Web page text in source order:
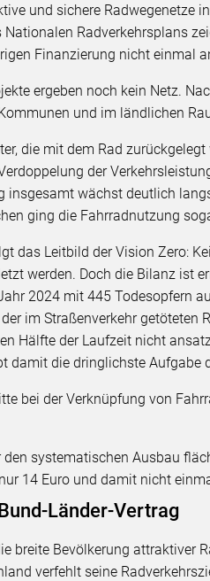
und sichere Radwegenetze
Radverkehrsplans
Finanzierung nicht einmal
ergeben noch kein Netz.
und im ländlichen
die mit dem Rad
der
insgesamt wächst deutlich
ging die Fahrradnutzung
das Leitbild der Vision Zero:
werden. Doch die Bilanz ist
2024 mit 445 Todesopfern
im Straßenverkehr getöteten
Hälfte der Laufzeit nicht
damit die dringlichste Aufgabe
bei der Verknüpfung von
systematischen Ausbau
14 Euro und damit nicht
Länder-Vertrag
breite Bevölkerung attraktiver
verfehlt seine